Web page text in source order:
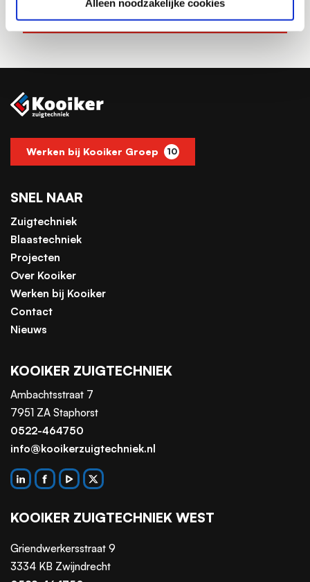
Alleen noodzakelijke cookies
VRIJBLIJVEND OFFERTE AANVRAGEN
Werken bij Kooiker Groep 10
SNEL NAAR
Zuigtechniek
Blaastechniek
Projecten
Over Kooiker
Werken bij Kooiker
Contact
Nieuws
KOOIKER ZUIGTECHNIEK
Ambachtsstraat 7
7951 ZA Staphorst
0522-464750
info@kooikerzuigtechniek.nl
KOOIKER ZUIGTECHNIEK WEST
Griendwerkersstraat 9
3334 KB Zwijndrecht